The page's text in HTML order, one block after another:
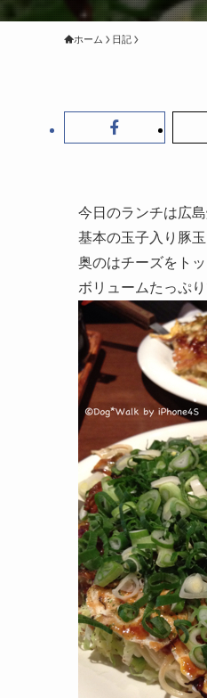
ホーム 日記
今日のランチは広島
基本の玉子入り豚
奥のはチーズをトッ
ボリュームたっぷ